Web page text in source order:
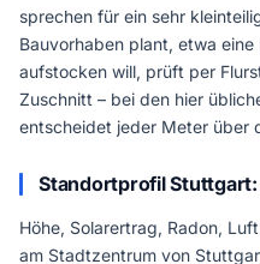
sprechen für ein sehr
Bauvorhaben plant, etwa
aufstocken will, prüft per
Zuschnitt – bei den hier
entscheidet jeder Meter über
Standortprofil
Höhe, Solarertrag, Radon,
am Stadtzentrum von